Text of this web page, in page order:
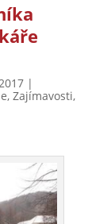
|
, Zajímavosti,